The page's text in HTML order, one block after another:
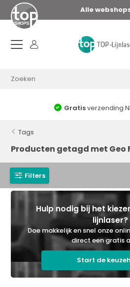
Alle
Gratisverzending
Tags
Producten getagd met Geo
Filters
Hulp nodig bij het
lijnlaser?
Doe makkelijk en snel onze
direct een gratis
Start de